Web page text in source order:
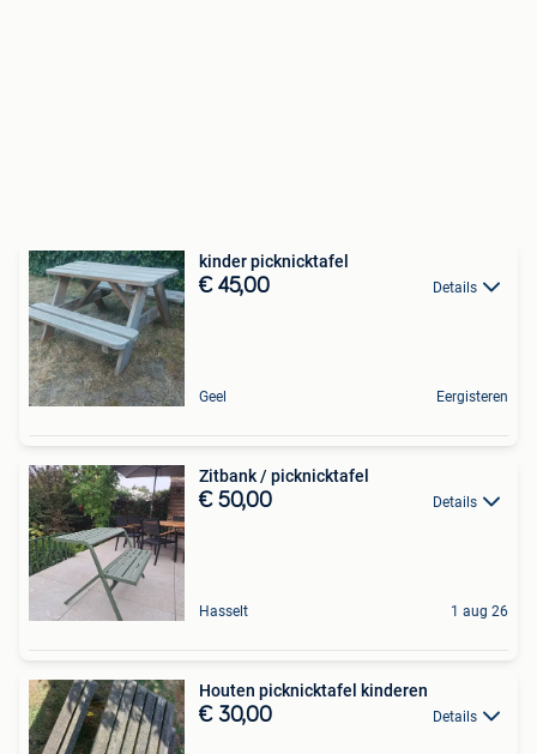
kinder picknicktafel
€ 45,00 Details
Geel Eergisteren
Zitbank / picknicktafel
€ 50,00 Details
Hasselt 1 aug 26
Houten picknicktafel kinderen
€ 30,00 Details